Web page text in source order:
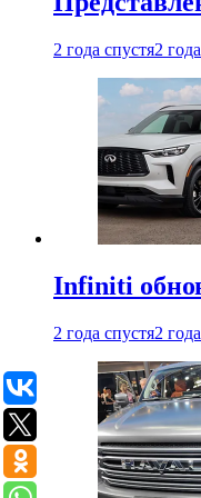
2 года спустя2
Infiniti
2 года спустя2